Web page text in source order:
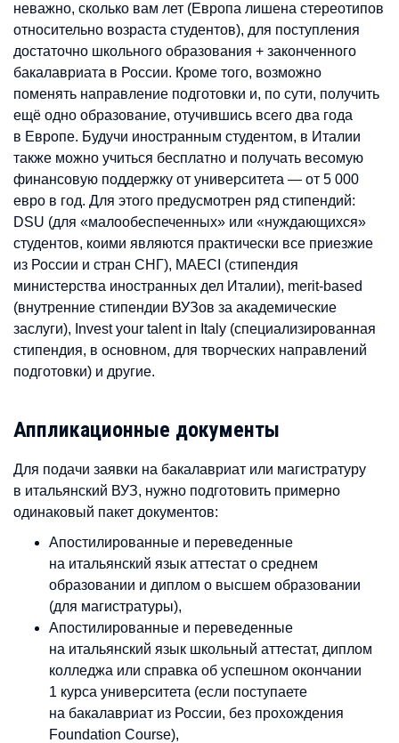
неважно, сколько вам лет (Европа лишена стереотипов
относительно возраста студентов), для поступления
достаточно школьного образования + законченного
бакалавриата в России. Кроме того, возможно
поменять направление подготовки и, по сути, получить
ещё одно образование, отучившись всего два года
в Европе. Будучи иностранным студентом, в Италии
также можно учиться бесплатно и получать весомую
финансовую поддержку от университета — от 5 000
евро в год. Для этого предусмотрен ряд стипендий:
DSU (для «малообеспеченных» или «нуждающихся»
студентов, коими являются практически все приезжие
из России и стран СНГ), MAECI (стипендия
министерства иностранных дел Италии), merit-based
(внутренние стипендии ВУЗов за академические
заслуги), Invest your talent in Italy (специализированная
стипендия, в основном, для творческих направлений
подготовки) и другие.
Аппликационные документы
Для подачи заявки на бакалавриат или магистратуру
в итальянский ВУЗ, нужно подготовить примерно
одинаковый пакет документов:
Апостилированные и переведенные
на итальянский язык аттестат о среднем
образовании и диплом о высшем образовании
(для магистратуры),
Апостилированные и переведенные
на итальянский язык школьный аттестат, диплом
колледжа или справка об успешном окончании
1 курса университета (если поступаете
на бакалавриат из России, без прохождения
Foundation Course),